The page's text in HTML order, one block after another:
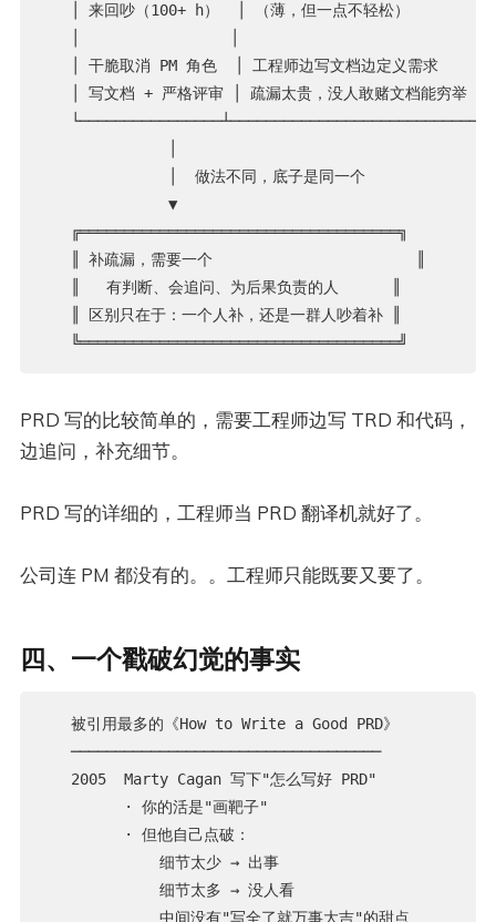
│ 来回吵（100+ h）  │ （薄，但一点不轻松）
│ 干脆取消 PM 角色  │ 工程师边写文档边定义需求
│ 写文档 + 严格评审 │ 疏漏太贵，没人敢赌文档能穷举
              │  做法不同，底子是同一个
              ▼
   ╔════════════════════════════════════╗
   ║ 补疏漏，需要一个                       ║
   ║   有判断、会追问、为后果负责的人      ║
   ║ 区别只在于：一个人补，还是一群人吵着补 ║
PRD 写的比较简单的，需要工程师边写 TRD 和代码，
边追问，补充细节。
PRD 写的详细的，工程师当 PRD 翻译机就好了。
公司连 PM 都没有的。。工程师只能既要又要了。
四、一个戳破幻觉的事实
   被引用最多的《How to Write a Good PRD》
   ───────────────────────────────────
   2005  Marty Cagan 写下"怎么写好 PRD"
         · 你的活是"画靶子"
         · 但他自己点破：
             细节太少 → 出事
             细节太多 → 没人看
             中间没有"写全了就万事大吉"的甜点